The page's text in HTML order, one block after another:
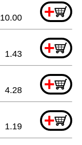
+
10.00
+
1.43
+
4.28
+
1.19